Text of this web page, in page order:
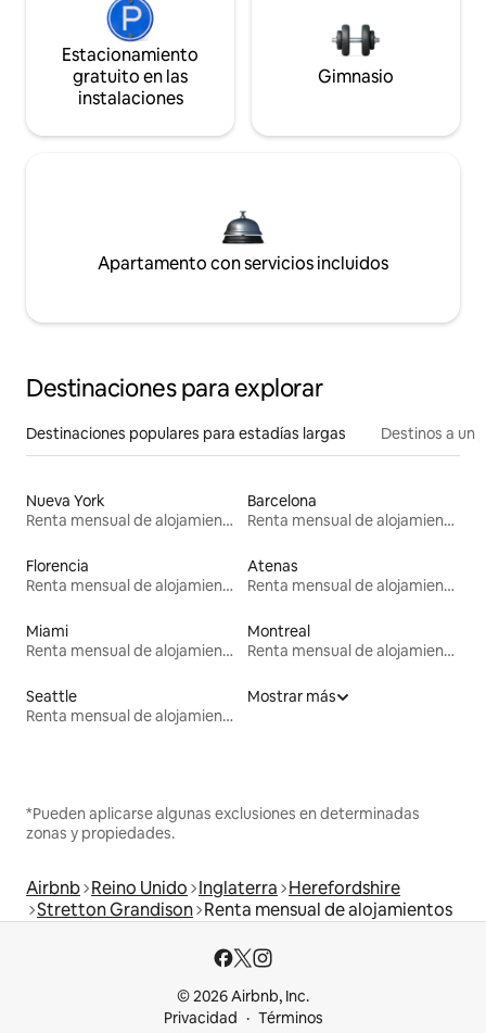
Estacionamiento
gratuito en las
instalaciones
Gimnasio
Apartamento con servicios incluidos
Destinaciones para explorar
Destinaciones populares para estadías largas Destinos a un
Nueva York
Renta mensual de alojamientos
Barcelona
Renta mensual de alojamientos
Florencia
Renta mensual de alojamientos
Atenas
Renta mensual de alojamientos
Miami
Renta mensual de alojamientos
Montreal
Renta mensual de alojamientos
Seattle
Renta mensual de alojamientos
Mostrar más
*Pueden aplicarse algunas exclusiones en determinadas
zonas y propiedades.
Airbnb Reino Unido Inglaterra Herefordshire
Stretton Grandison Renta mensual de alojamientos
© 2026 Airbnb, Inc.
Privacidad
Términos